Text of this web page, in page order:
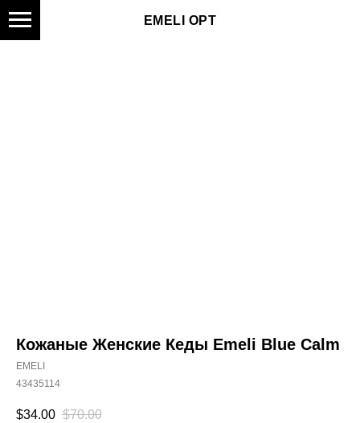
EMELI OPT
Кожаные Женские Кеды Emeli Blue Calm
EMELI
43435114
$34.00 $70.00